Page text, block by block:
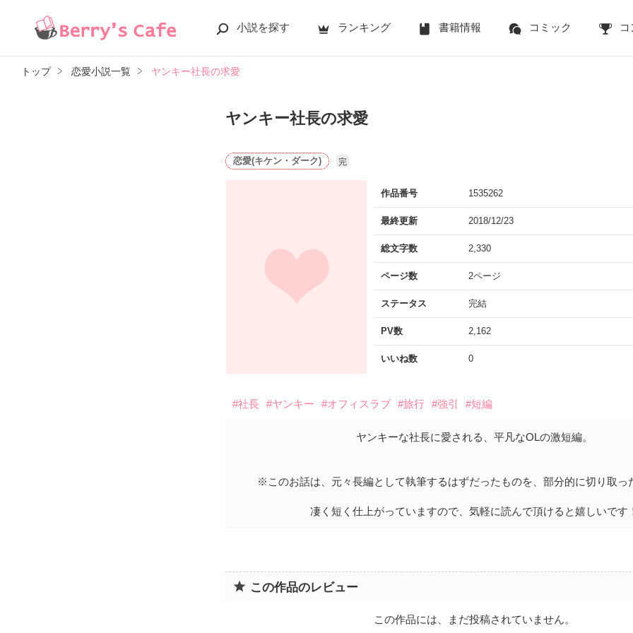
小説を探す ランキング 書籍情報 コミック コ
トップ 恋愛小説一覧 ヤンキー社長の求愛
ヤンキー社長の求愛
恋愛(キケン・ダーク) 完
作品番号 1535262
最終更新 2018/12/23
総文字数 2,330
ページ数 2ページ
ステータス 完結
PV数 2,162
いいね数 0
#社長 #ヤンキー #オフィスラブ #旅行 #強引 #短編
ヤンキーな社長に愛される、平凡なOLの激短編。
※このお話は、元々長編として執筆するはずだったものを、部分的に切り取っ
凄く短く仕上がっていますので、気軽に読んで頂けると嬉しいです
この作品のレビュー
この作品には、まだ投稿されていません。